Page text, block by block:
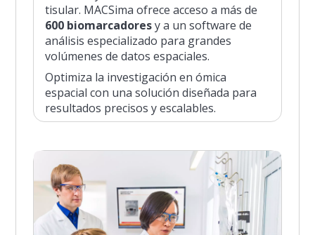
tisular. MACSima ofrece acceso a más de
600 biomarcadoresy a un software de
análisis especializado para grandes
volúmenes de datos espaciales.
Optimiza la investigación en ómica
espacial con una solución diseñada para
resultados precisos y escalables.